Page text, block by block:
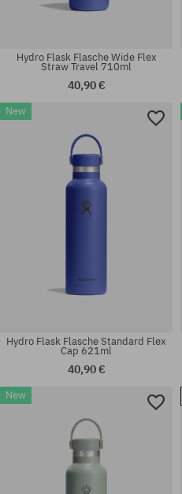
Universalgröße
Universalgröße
Hydro Flask Flasche Wide Flex
Straw Travel 710ml
40,90 €
New
Hydro Flask Flasche Standard Flex
Cap 621ml
40,90 €
New